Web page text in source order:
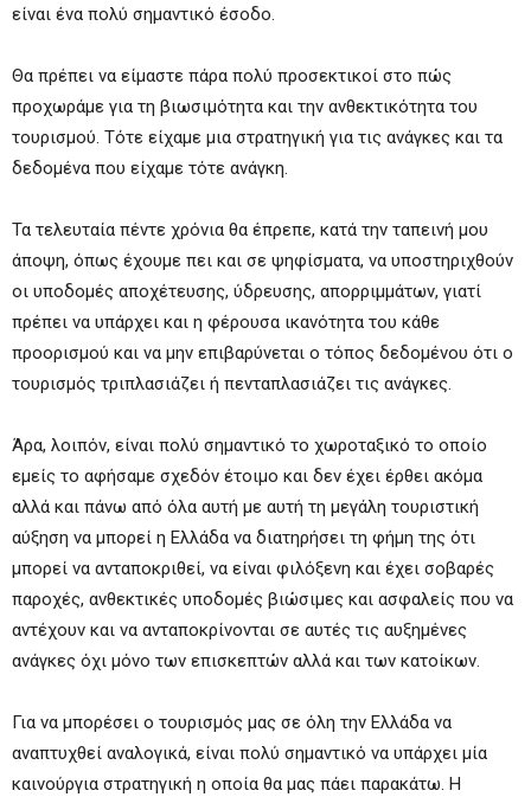
είναι ένα πολύ σημαντικό έσοδο.
Θα πρέπει να είμαστε πάρα πολύ προσεκτικοί στο πώς
προχωράμε για τη βιωσιμότητα και την ανθεκτικότητα του
τουρισμού. Τότε είχαμε μια στρατηγική για τις ανάγκες και τα
δεδομένα που είχαμε τότε ανάγκη.
Τα τελευταία πέντε χρόνια θα έπρεπε, κατά την ταπεινή μου
άποψη, όπως έχουμε πει και σε ψηφίσματα, να υποστηριχθούν
οι υποδομές αποχέτευσης, ύδρευσης, απορριμμάτων, γιατί
πρέπει να υπάρχει και η φέρουσα ικανότητα του κάθε
προορισμού και να μην επιβαρύνεται ο τόπος δεδομένου ότι ο
τουρισμός τριπλασιάζει ή πενταπλασιάζει τις ανάγκες.
Άρα, λοιπόν, είναι πολύ σημαντικό το χωροταξικό το οποίο
εμείς το αφήσαμε σχεδόν έτοιμο και δεν έχει έρθει ακόμα
αλλά και πάνω από όλα αυτή με αυτή τη μεγάλη τουριστική
αύξηση να μπορεί η Ελλάδα να διατηρήσει τη φήμη της ότι
μπορεί να ανταποκριθεί, να είναι φιλόξενη και έχει σοβαρές
παροχές, ανθεκτικές υποδομές βιώσιμες και ασφαλείς που να
αντέχουν και να ανταποκρίνονται σε αυτές τις αυξημένες
ανάγκες όχι μόνο των επισκεπτών αλλά και των κατοίκων.
Για να μπορέσει ο τουρισμός μας σε όλη την Ελλάδα να
αναπτυχθεί αναλογικά, είναι πολύ σημαντικό να υπάρχει μία
καινούργια στρατηγική η οποία θα μας πάει παρακάτω. Η